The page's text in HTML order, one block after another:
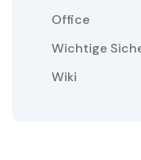
Office
Wichtige
Wiki